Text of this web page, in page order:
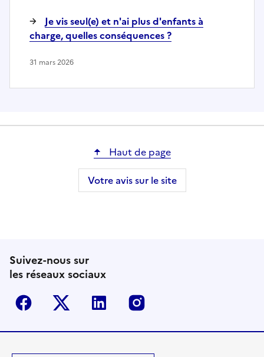
Je vis seul(e) et n'ai plus d'enfants à
charge, quelles conséquences ?
31 mars 2026
Haut de page
Votre avis sur le site
Suivez-nous sur
les réseaux sociaux
Facebook Twitter-X Linkedin